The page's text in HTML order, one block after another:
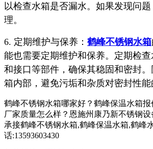
以检查水箱是否漏水。如果发现问
理。
6. 定期维护与保养： 鹤峰不锈钢水箱
能也需要定期维护和保养。定期检
和接口等部件，确保其稳固和密封
箱内部，避免污垢和杂质对密封性能
鹤峰不锈钢水箱哪家好？鹤峰保温水箱
厂家质量怎么样？恩施州康乃新不锈钢
承接鹤峰不锈钢水箱,鹤峰保温水箱,鹤峰
话:13593603430